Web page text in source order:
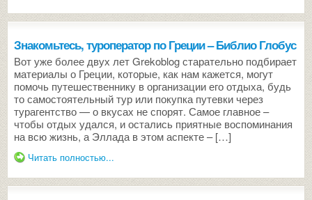
Знакомьтесь, туроператор по Греции – Библио Глобус
Вот уже более двух лет Grekoblog старательно подбирает
материалы о Греции, которые, как нам кажется, могут
помочь путешественнику в организации его отдыха, будь
то самостоятельный тур или покупка путевки через
турагентство — о вкусах не спорят. Самое главное –
чтобы отдых удался, и остались приятные воспоминания
на всю жизнь, а Эллада в этом аспекте – […]
Читать полностью...